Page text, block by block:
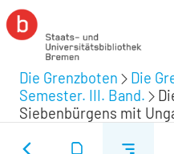
Die Grenzboten Die
Semester. III. Band.
Siebenbürgens mit